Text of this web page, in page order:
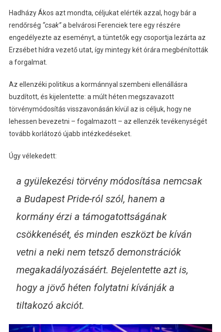
Hadházy Ákos azt mondta, céljukat elérték azzal, hogy bár a
rendőrség “csak”a belvárosi Ferenciek tere egy részére
engedélyezte az eseményt, a tüntetők egy csoportja lezárta az
Erzsébet hídra vezető utat, így mintegy két órára megbénították
a forgalmat.
Az ellenzéki politikus a kormánnyal szembeni ellenállásra
buzdított, és kijelentette: a múlt héten megszavazott
törvénymódosítás visszavonásán kívül az is céljuk, hogy ne
lehessen bevezetni – fogalmazott – az ellenzék tevékenységét
tovább korlátozó újabb intézkedéseket.
Úgy vélekedett:
a gyülekezési törvény módosítása nemcsak
a Budapest Pride-ról szól, hanem a
kormány érzi a támogatottságának
csökkenését, és minden eszközt be kíván
vetni a neki nem tetsző demonstrációk
megakadályozásáért. Bejelentette azt is,
hogy a jövő héten folytatni kívánják a
tiltakozó akciót.